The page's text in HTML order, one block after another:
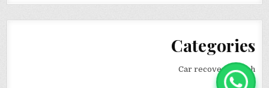
Categories
Car recovery winch